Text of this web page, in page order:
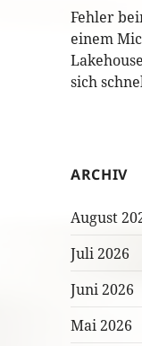
Fehler
einem
sich
ARCHIV
August
Juli 2026
Juni 2026
Mai 2026